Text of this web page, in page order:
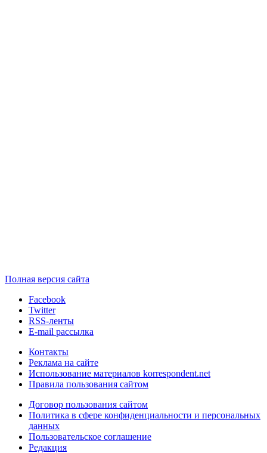
Полная версия сайта
Facebook
Twitter
RSS-ленты
E-mail рассылка
Контакты
Реклама на сайте
Использование материалов korrespondent.net
Правила пользования сайтом
Договор пользования сайтом
Политика в сфере конфиденциальности и персональных
данных
Пользовательское соглашение
Редакция